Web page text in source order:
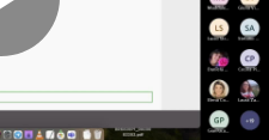
Play